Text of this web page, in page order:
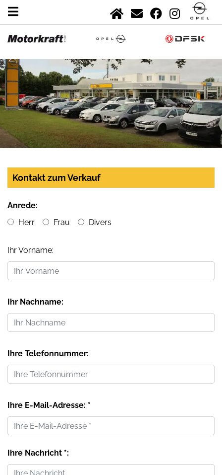
Kontakt zum Verkauf
Anrede:
Herr
Frau Divers
Ihr Vorname:
Ihr Nachname:
Ihre Telefonnummer:
Ihre E-Mail-Adresse: *
Ihre Nachricht *: